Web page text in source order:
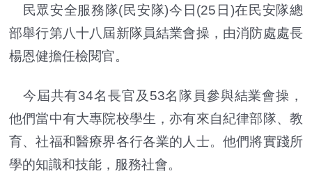
民眾安全服務隊(民安隊)今日(25日)在民安隊總
部舉行第八十八屆新隊員結業會操，由消防處處長
楊恩健擔任檢閱官。
今屆共有34名長官及53名隊員參與結業會操，
他們當中有大專院校學生，亦有來自紀律部隊、教
育、社福和醫療界各行各業的人士。他們將實踐所
學的知識和技能，服務社會。